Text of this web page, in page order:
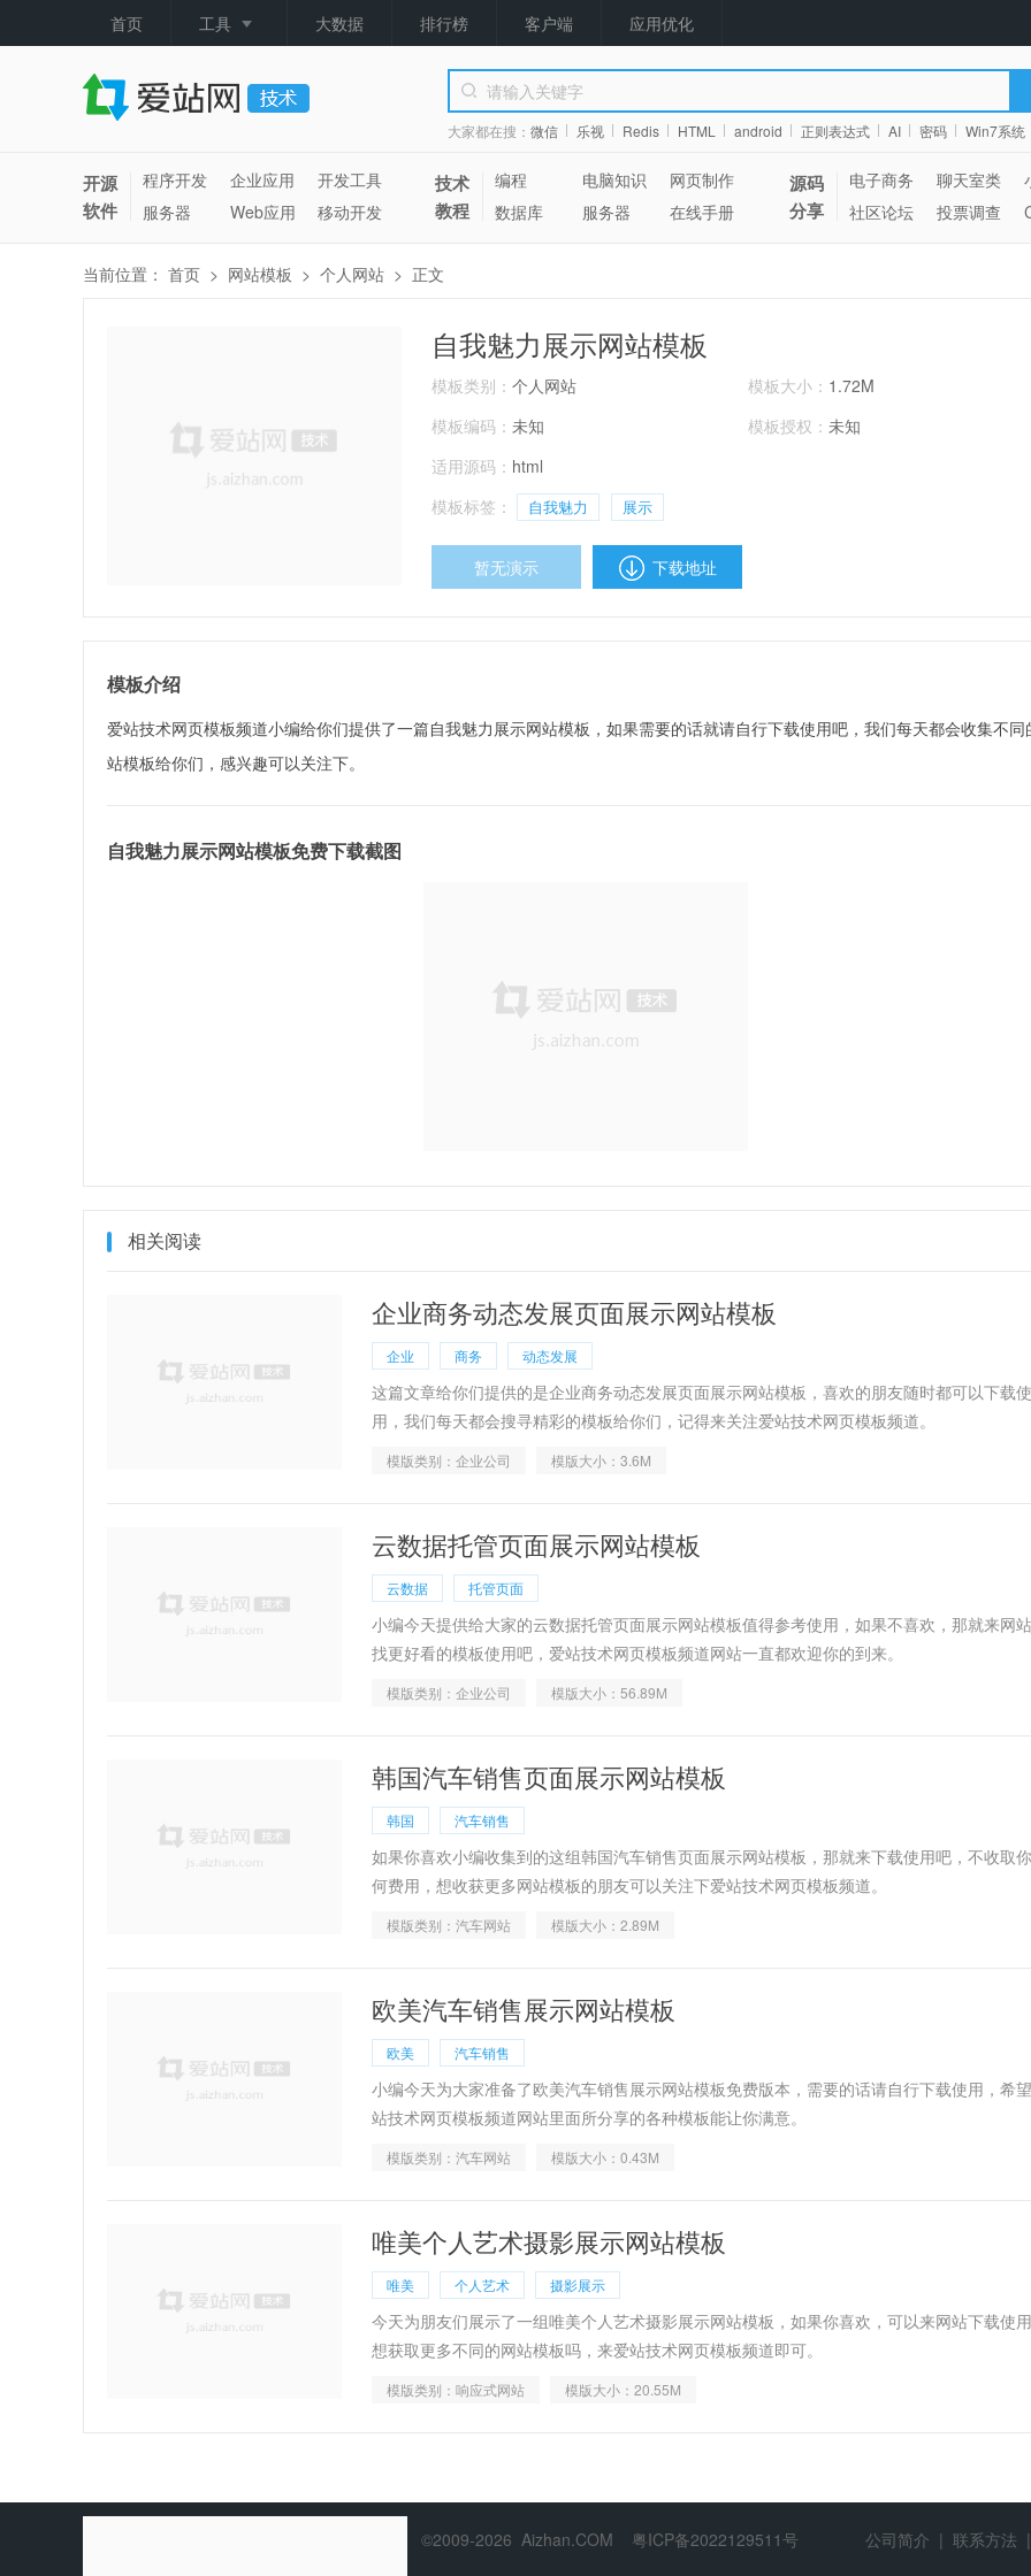
首页 工具 大数据 排行榜 客户端 应用优化
大家都在搜： 微信 乐视 Redis HTML android 正则表达式 AI 密码 Win7系统
开源
软件
程序开发 企业应用
开发工具
服务器
Web应用 移动开发
技术
教程
编程 电脑知识
网页制作
数据库
服务器 在线手册
源码
分享
电子商务 聊天室类
社区论坛
投票调查
当前位置： 首页 > 网站模板 > 个人网站 > 正文
自我魅力展示网站模板
模板类别： 个人网站 模板大小： 1.72M
模板编码： 未知 模板授权： 未知
适用源码： html
模板标签：
自我魅力 展示
暂无演示 下载地址
模板介绍
爱站技术网页模板频道小编给你们提供了一篇自我魅力展示网站模板，如果需要的话就请自行下载使用吧，我们每天都会收集不同
站模板给你们，感兴趣可以关注下。
自我魅力展示网站模板免费下载截图
相关阅读
企业商务动态发展页面展示网站模板
企业 商务 动态发展
这篇文章给你们提供的是企业商务动态发展页面展示网站模板，喜欢的朋友随时都可以下载使
用，我们每天都会搜寻精彩的模板给你们，记得来关注爱站技术网页模板频道。
模版类别：企业公司 模版大小：3.6M
云数据托管页面展示网站模板
云数据 托管页面
小编今天提供给大家的云数据托管页面展示网站模板值得参考使用，如果不喜欢，那就来网
找更好看的模板使用吧，爱站技术网页模板频道网站一直都欢迎你的到来。
模版类别：企业公司 模版大小：56.89M
韩国汽车销售页面展示网站模板
韩国 汽车销售
如果你喜欢小编收集到的这组韩国汽车销售页面展示网站模板，那就来下载使用吧，不收取
何费用，想收获更多网站模板的朋友可以关注下爱站技术网页模板频道。
模版类别：汽车网站 模版大小：2.89M
欧美汽车销售展示网站模板
欧美 汽车销售
小编今天为大家准备了欧美汽车销售展示网站模板免费版本，需要的话请自行下载使用，希
站技术网页模板频道网站里面所分享的各种模板能让你满意。
模版类别：汽车网站 模版大小：0.43M
唯美个人艺术摄影展示网站模板
唯美 个人艺术 摄影展示
今天为朋友们展示了一组唯美个人艺术摄影展示网站模板，如果你喜欢，可以来网站下载使用
想获取更多不同的网站模板吗，来爱站技术网页模板频道即可。
模版类别：响应式网站 模版大小：20.55M
©2009-2026 Aizhan.COM 粤ICP备2022129511号 公司简介 | 联系方法 |